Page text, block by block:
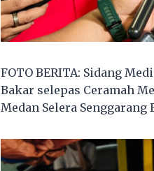
FOTO BERITA: Sidang
Bakar selepas Ceramah
Medan Selera Senggarang